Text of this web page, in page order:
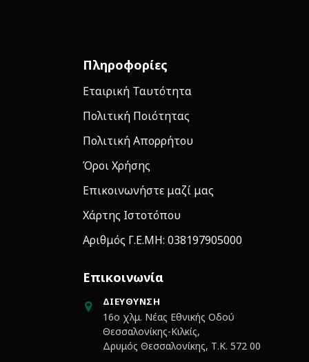
Πληροφορίες
Εταιρική Ταυτότητα
Πολιτική Ποιότητας
Πολιτική Απορρήτου
Όροι Χρήσης
Επικοινωνήστε μαζί μας
Χάρτης Ιστοτόπου
Αριθμός Γ.Ε.ΜΗ: 038197905000
Επικοινωνία
ΔΙΕΎΘΥΝΣΗ
16ο χλμ. Νέας Εθνικής Οδού
Θεσσαλονίκης-Κιλκίς,
Δρυμός Θεσσαλονίκης, Τ.Κ. 572 00